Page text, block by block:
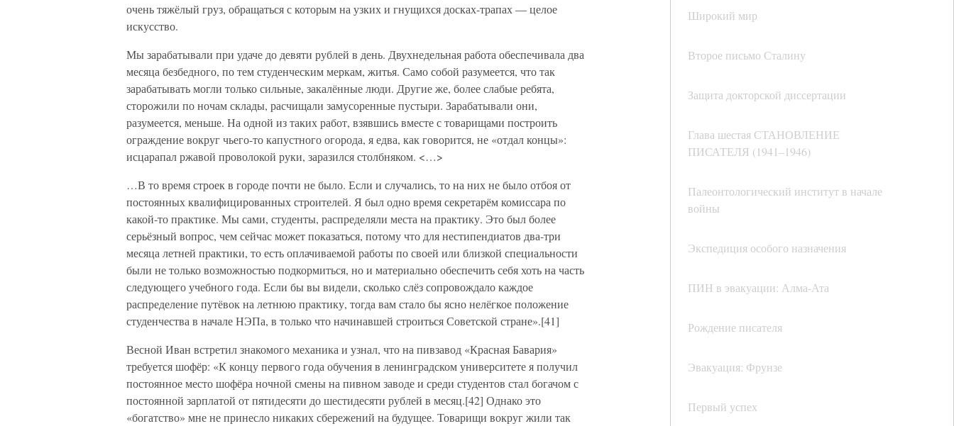
Широкий мир
Второе письмо Сталину
Защита докторской диссертации
Глава шестая СТАНОВЛЕНИЕ
ПИСАТЕЛЯ (1941–1946)
Палеонтологический институт в начале
войны
Экспедиция особого назначения
ПИН в эвакуации: Алма-Ата
Рождение писателя
Эвакуация: Фрунзе
Первый успех
очень тяжёлый груз, обращаться с которым на узких и гнущихся досках-трапах — целое
искусство.
Мы зарабатывали при удаче до девяти рублей в день. Двухнедельная работа обеспечивала два
месяца безбедного, по тем студенческим меркам, житья. Само собой разумеется, что так
зарабатывать могли только сильные, закалённые люди. Другие же, более слабые ребята,
сторожили по ночам склады, расчищали замусоренные пустыри. Зарабатывали они,
разумеется, меньше. На одной из таких работ, взявшись вместе с товарищами построить
ограждение вокруг чьего-то капустного огорода, я едва, как говорится, не «отдал концы»:
исцарапал ржавой проволокой руки, заразился столбняком. <…>
…В то время строек в городе почти не было. Если и случались, то на них не было отбоя от
постоянных квалифицированных строителей. Я был одно время секретарём комиссара по
какой-то практике. Мы сами, студенты, распределяли места на практику. Это был более
серьёзный вопрос, чем сейчас может показаться, потому что для нестипендиатов два-три
месяца летней практики, то есть оплачиваемой работы по своей или близкой специальности
были не только возможностью подкормиться, но и материально обеспечить себя хоть на часть
следующего учебного года. Если бы вы видели, сколько слёз сопровождало каждое
распределение путёвок на летнюю практику, тогда вам стало бы ясно нелёгкое положение
студенчества в начале НЭПа, в только что начинавшей строиться Советской стране».[41]
Весной Иван встретил знакомого механика и узнал, что на пивзавод «Красная Бавария»
требуется шофёр: «К концу первого года обучения в ленинградском университете я получил
постоянное место шофёра ночной смены на пивном заводе и среди студентов стал богачом с
постоянной зарплатой от пятидесяти до шестидесяти рублей в месяц.[42] Однако это
«богатство» мне не принесло никаких сбережений на будущее. Товарищи вокруг жили так